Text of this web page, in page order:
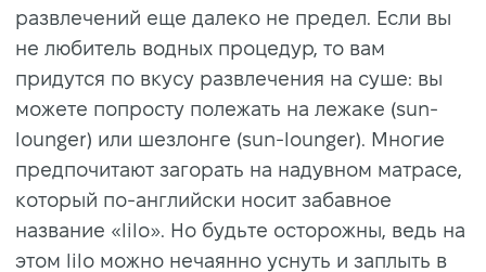
развлечений еще далеко не предел. Если вы
не любитель водных процедур, то вам
придутся по вкусу развлечения на суше: вы
можете попросту полежать на лежаке (sun-
lounger) или шезлонге (sun-lounger). Многие
предпочитают загорать на надувном матрасе,
который по-английски носит забавное
название «lilo». Но будьте осторожны, ведь на
этом lilo можно нечаянно уснуть и заплыть в